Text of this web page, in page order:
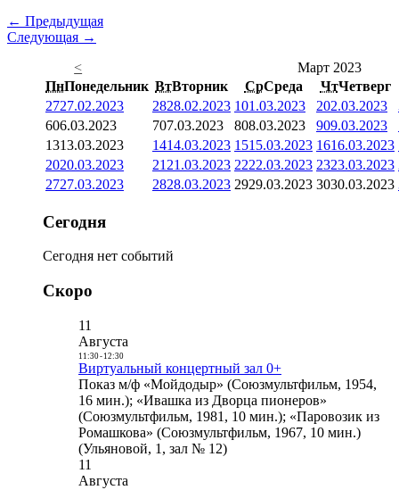
← Предыдущая
Следующая →
<
Март 2023
ПнПонедельник ВтВторник СрСреда ЧтЧетверг
2727.02.2023 2828.02.2023 101.03.2023 202.03.2023
606.03.2023 707.03.2023 808.03.2023 909.03.2023
1313.03.2023 1414.03.2023 1515.03.2023 1616.03.2023
2020.03.2023 21 21.03.2023 2222.03.2023 2323.03.2023
2727.03.2023 2828.03.2023 2929.03.2023 3030.03.2023
Сегодня
Сегодня нет событий
Скоро
11
Августа
11:30- 12:30
Виртуальный концертный зал 0+
Показ м/ф «Мойдодыр» (Союзмультфильм, 1954,
16 мин.); «Ивашка из Дворца пионеров»
(Союзмультфильм, 1981, 10 мин.); «Паровозик из
Ромашкова» (Союзмультфильм, 1967, 10 мин.)
(Ульяновой, 1, зал № 12)
11
Августа